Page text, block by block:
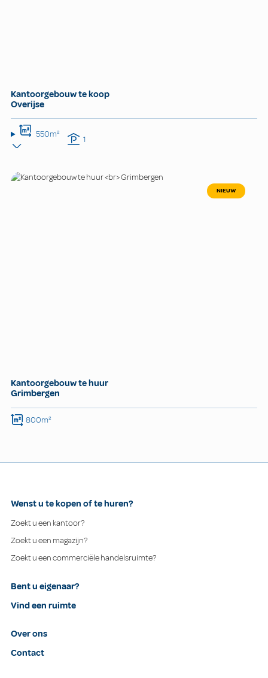
Kantoorgebouw te koop
Overijse
550m² 1
NIEUW
Kantoorgebouw te huur
Grimbergen
800m²
Wenst u te kopen of te huren?
Zoekt u een kantoor?
Zoekt u een magazijn?
Zoekt u een commerciële handelsruimte?
Bent u eigenaar?
Vind een ruimte
Over ons
Contact